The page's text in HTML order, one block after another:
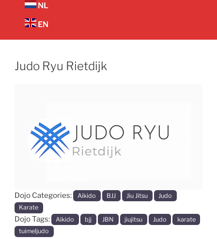
NL
EN
Judo Ryu Rietdijk
Vorige
Dojo Categories: Aikido BJJ Jiu Jitsu
Judo
Karate
Dojo Tags: Aikido bjj JBN jiujitsu Judo
karate
tuimeljudo